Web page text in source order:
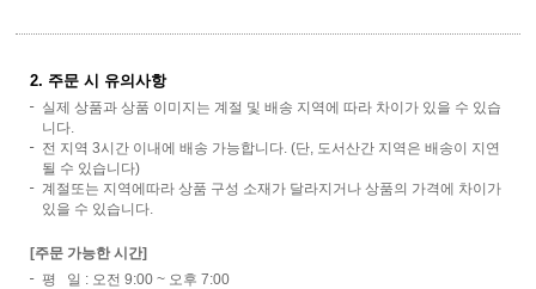
2. 주문 시 유의사항
실제 상품과 상품 이미지는 계절 및 배송 지역에 따라 차이가 있을 수 있습
니다.
전 지역 3시간 이내에 배송 가능합니다. (단, 도서산간 지역은 배송이 지연
될 수 있습니다)
계절또는 지역에따라 상품 구성 소재가 달라지거나 상품의 가격에 차이가
있을 수 있습니다.
[주문 가능한 시간]
평 일 : 오전 9:00 ~ 오후 7:00